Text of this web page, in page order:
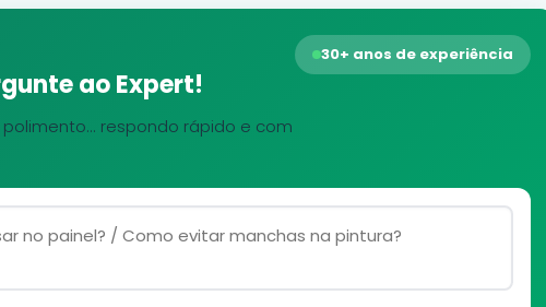
ao Expert!
respondo rápido e com
30+ anos de experiência